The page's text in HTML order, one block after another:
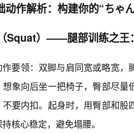
动作解析：构建你的“ちゃ
Squat）——腿部训练之王
作要领：双脚与肩同宽或略宽
想象向后坐一把椅子，臀部尽
要内扣。起身时，用臀部和
核心稳定，避免塌腰。